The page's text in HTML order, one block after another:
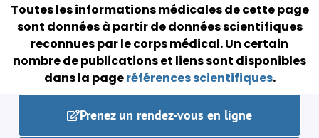
Toutes les informations médicales de cette page
sont données à partir de données scientifiques
reconnues par le corps médical.Un certain
nombre de publications et liens sont disponibles
dans la pageréférences scientifiques.
Prenez un rendez-vous en ligne